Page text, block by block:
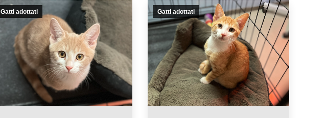
Gatti adottati Gatti adottati